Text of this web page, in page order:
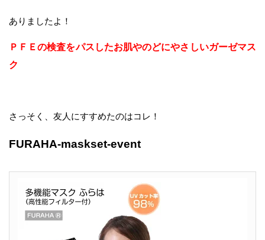
ありましたよ！
ＰＦＥの検査をパスしたお肌やのどにやさしいガーゼマス
ク
さっそく、友人にすすめたのはコレ！
FURAHA-maskset-event